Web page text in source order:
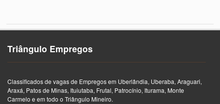
Triângulo Empregos
Classificados de vagas de Empregos em Uberlândia, Uberaba, Araguari,
Araxá, Patos de Minas, Ituiutaba, Frutal, Patrocínio, Iturama, Monte
Carmelo e em todo o Triângulo Mineiro.